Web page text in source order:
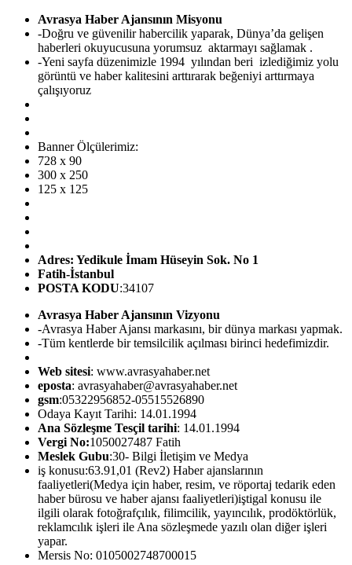
Avrasya Haber Ajansının Misyonu
-Doğru ve güvenilir habercilik yaparak, Dünya’da gelişen
haberleri okuyucusuna yorumsuz aktarmayı sağlamak .
-Yeni sayfa düzenimizle 1994 yılından beri izlediğimiz yolu
görüntü ve haber kalitesini arttırarak beğeniyi arttırmaya
çalışıyoruz
Banner Ölçülerimiz:
728 x 90
300 x 250
125 x 125
Adres: Yedikule İmam Hüseyin Sok. No 1
Fatih-İstanbul
POSTA KODU:34107
Avrasya Haber Ajansının Vizyonu
-Avrasya Haber Ajansı markasını, bir dünya markası yapmak.
-Tüm kentlerde bir temsilcilik açılması birinci hedefimizdir.
Web sitesi: www.avrasyahaber.net
eposta: avrasyahaber@avrasyahaber.net
gsm:05322956852-05515526890
Odaya Kayıt Tarihi: 14.01.1994
Ana Sözleşme Tesçil tarihi: 14.01.1994
Vergi No:1050027487 Fatih
Meslek Gubu:30- Bilgi İletişim ve Medya
iş konusu:63.91,01 (Rev2) Haber ajanslarının
faaliyetleri(Medya için haber, resim, ve röportaj tedarik eden
haber bürosu ve haber ajansı faaliyetleri)iştigal konusu ile
ilgili olarak fotoğrafçılık, filimcilik, yayıncılık, prodöktörlük,
reklamcılık işleri ile Ana sözleşmede yazılı olan diğer işleri
yapar.
Mersis No: 0105002748700015